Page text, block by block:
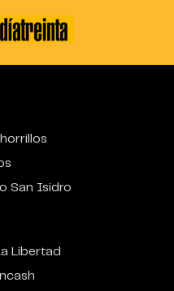
San Isidro
La Libertad